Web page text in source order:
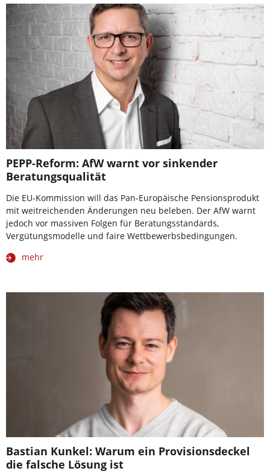
PEPP-Reform: AfW warnt vor sinkender
Beratungsqualität
Die EU-Kommission will das Pan-Europäische Pensionsprodukt
mit weitreichenden Änderungen neu beleben. Der AfW warnt
jedoch vor massiven Folgen für Beratungsstandards,
Vergütungsmodelle und faire Wettbewerbsbedingungen.
mehr
Bastian Kunkel: Warum ein Provisionsdeckel
die falsche Lösung ist